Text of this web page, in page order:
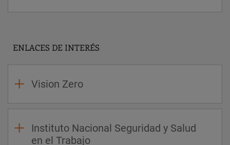
ENLACES DE INTERÉS
Vision Zero
Instituto Nacional Seguridad y Salud
en el Trabajo